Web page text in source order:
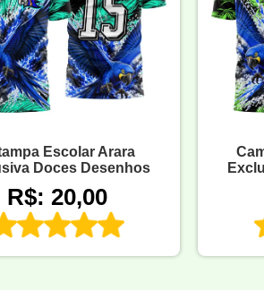
Escolar Arara
Doces Desenhos
R$: 20,00